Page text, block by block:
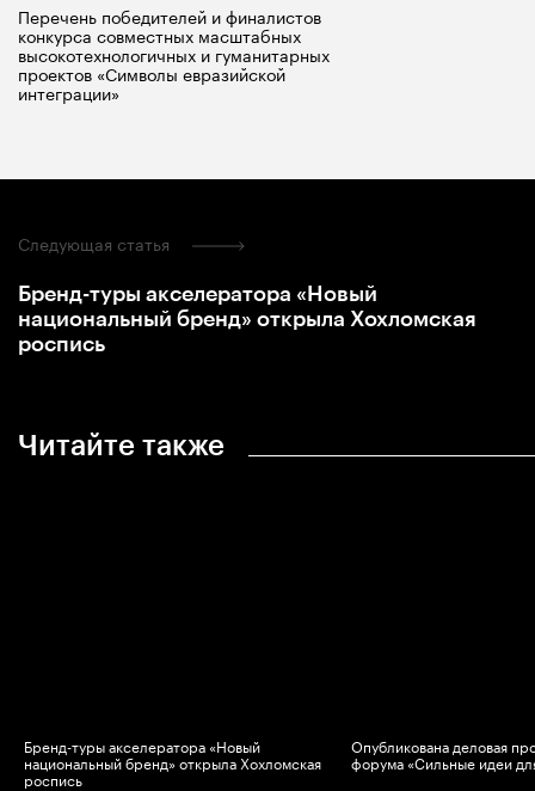
Перечень победителей и финалистов
конкурса совместных масштабных
высокотехнологичных и гуманитарных
проектов «Символы евразийской
интеграции»
Читайте также
Бренд-туры акселератора «Новый
национальный бренд» открыла Хохломская
роспись
Опубликована деловая
форума «Сильные идеи
Следующая статья
Бренд-туры акселератора «Новый
национальный бренд» открыла Хохломская
роспись